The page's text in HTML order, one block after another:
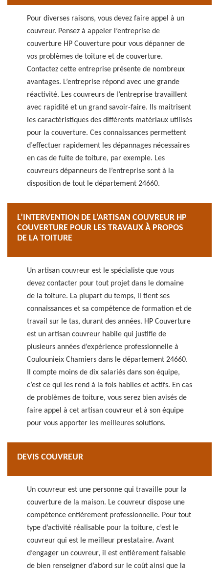
Pour diverses raisons, vous devez faire appel à un
couvreur. Pensez à appeler l’entreprise de
couverture HP Couverture pour vous dépanner de
vos problèmes de toiture et de couverture.
Contactez cette entreprise présente de nombreux
avantages. L’entreprise répond avec une grande
réactivité. Les couvreurs de l’entreprise travaillent
avec rapidité et un grand savoir-faire. Ils maitrisent
les caractéristiques des différents matériaux utilisés
pour la couverture. Ces connaissances permettent
d’effectuer rapidement les dépannages nécessaires
en cas de fuite de toiture, par exemple. Les
couvreurs dépanneurs de l’entreprise sont à la
disposition de tout le département 24660.
L’INTERVENTION DE L’ARTISAN COUVREUR HP
COUVERTURE POUR LES TRAVAUX À PROPOS
DE LA TOITURE
Un artisan couvreur est le spécialiste que vous
devez contacter pour tout projet dans le domaine
de la toiture. La plupart du temps, il tient ses
connaissances et sa compétence de formation et de
travail sur le tas, durant des années. HP Couverture
est un artisan couvreur habile qui justifie de
plusieurs années d’expérience professionnelle à
Coulounieix Chamiers dans le département 24660.
Il compte moins de dix salariés dans son équipe,
c’est ce qui les rend à la fois habiles et actifs. En cas
de problèmes de toiture, vous serez bien avisés de
faire appel à cet artisan couvreur et à son équipe
pour vous apporter les meilleures solutions.
DEVIS COUVREUR
Un couvreur est une personne qui travaille pour la
couverture de la maison. Le couvreur dispose une
compétence entièrement professionnelle. Pour tout
type d’activité réalisable pour la toiture, c’est le
couvreur qui est le meilleur prestataire. Avant
d’engager un couvreur, il est entièrement faisable
de bien renseigner d’abord sur le coût ainsi que la